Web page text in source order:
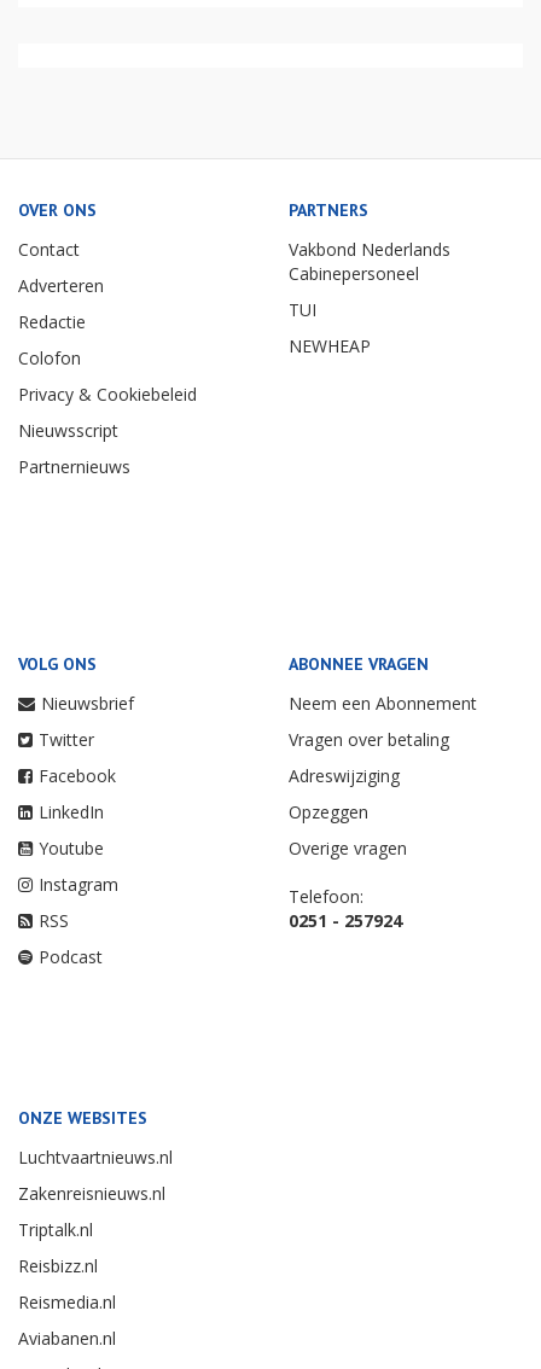
OVER ONS
Contact
Adverteren
Redactie
Colofon
Privacy & Cookiebeleid
Nieuwsscript
Partnernieuws
PARTNERS
Vakbond Nederlands
Cabinepersoneel
TUI
NEWHEAP
VOLG ONS
Nieuwsbrief
Twitter
Facebook
LinkedIn
Youtube
Instagram
RSS
Podcast
ABONNEE VRAGEN
Neem een Abonnement
Vragen over betaling
Adreswijziging
Opzeggen
Overige vragen
Telefoon:
0251 - 257924
ONZE WEBSITES
Luchtvaartnieuws.nl
Zakenreisnieuws.nl
Triptalk.nl
Reisbizz.nl
Reismedia.nl
Aviabanen.nl